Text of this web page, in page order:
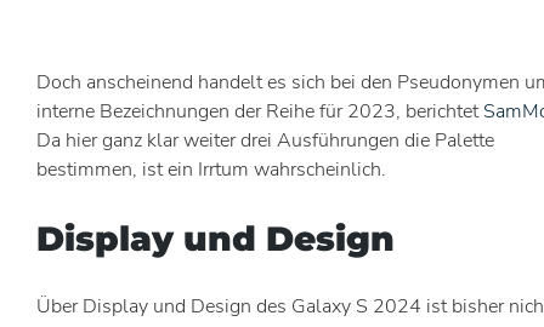
Doch anscheinend handelt es sich bei den Pseudonymen
interne Bezeichnungen der Reihe für 2023, berichtet
Da hier ganz klar weiter drei Ausführungen die Palette
bestimmen, ist ein Irrtum wahrscheinlich.
Display und Design
Über Display und Design des Galaxy S 2024 ist bisher